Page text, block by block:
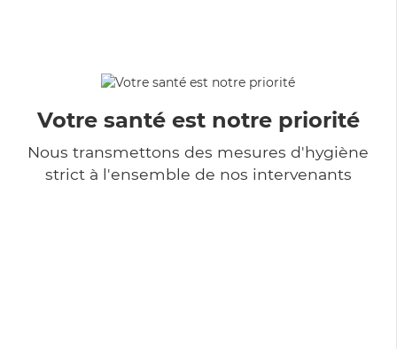
Votre santé est notre priorité
Nous transmettons des mesures d'hygiène
strict à l'ensemble de nos intervenants